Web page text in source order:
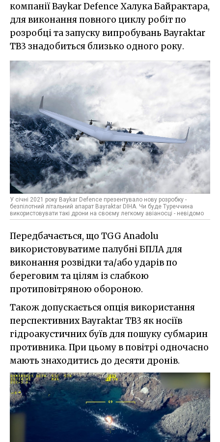
компанії Baykar Defence Халука Байрактара,
для виконання повного циклу робіт по
розробці та запуску випробувань Bayraktar
TB3 знадобиться близько одного року.
У січні 2021 року Baykar Defence презентувало нову розробку -
безпілотний літальний апарат Bayraktar DIHA. Чи буде Туреччина
використовувати такі дрони на своєму легкому авіаносці - невідомо
Передбачається, що TGG Anadolu
використовуватиме палубні БПЛА для
виконання розвідки та/або ударів по
береговим та цілям із слабкою
протиповітряною обороною.
Також допускається опція використання
перспективних Bayraktar TB3 як носіїв
гідроакустичних буїв для пошуку субмарин
противника. При цьому в повітрі одночасно
мають знаходитись до десяти дронів.